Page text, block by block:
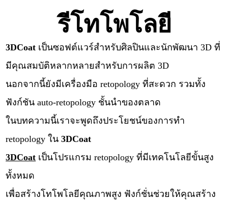
รีโทโพโลยี
3DCoat เป็นซอฟต์แวร์สำหรับศิลปินและนักพัฒนา 3D ที่
มีคุณสมบัติหลากหลายสำหรับการผลิต 3D
นอกจากนี้ยังมีเครื่องมือ retopology ที่สะดวก รวมทั้ง
ฟังก์ชัน auto-retopology ชั้นนำของตลาด
ในบทความนี้เราจะพูดถึงประโยชน์ของการทำ
retopology ใน3DCoat
3DCoat เป็นโปรแกรม retopology ที่มีเทคโนโลยีขั้นสูง
ทั้งหมด
เพื่อสร้างโทโพโลยีคุณภาพสูง ฟังก์ชั่นช่วยให้คุณสร้าง